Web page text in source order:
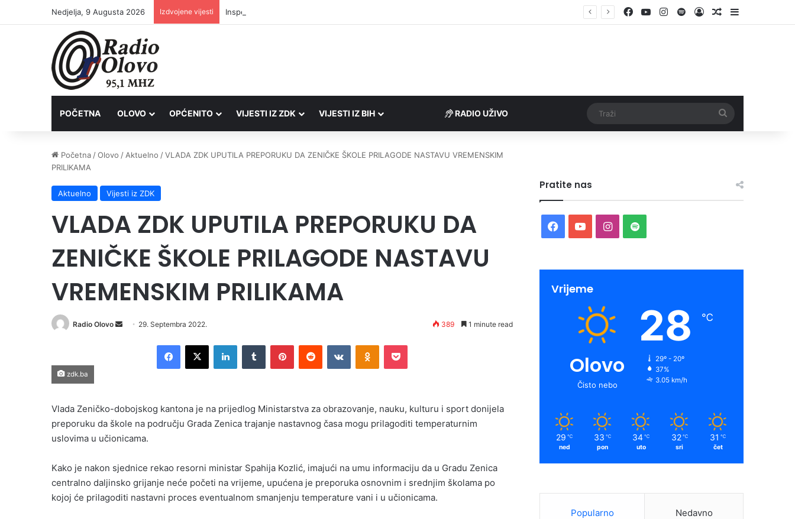
Nedjelja, 9 Augusta 2026 Izdvojene vijesti Inspektori Porezne uprave FBiH na području ZDK izvršili 24 inspekcijska nadzora Facebook
YouTubeInstagram
SpotifyLog InRandom Article
Sidebar
POČETNA OLOVO OPĆENITO VIJESTI IZ ZDK VIJESTI IZ BIH RADIO UŽIVO
Početna /Olovo / Aktuelno /VLADA ZDK UPUTILA PREPORUKU DA ZENIČKE ŠKOLE PRILAGODE NASTAVU VREMENSKIM
PRILIKAMA
Aktuelno Vijesti iz ZDK
VLADA ZDK UPUTILA PREPORUKU DA
ZENIČKE ŠKOLE PRILAGODE NASTAVU
VREMENSKIM PRILIKAMA
Radio Olovo
Send 29. Septembra 2022. 389 1 minute read
Facebook
X LinkedInTumblr PinterestReddit VKontakteOdnoklassniki
Pocket
zdk.ba
Vlada Zeničko-dobojskog kantona je na prijedlog Ministarstva za obrazovanje, nauku, kulturu i sport donijela
preporuku da škole na području Grada Zenica trajanje nastavnog časa mogu prilagoditi temperaturnim
uslovima u učionicama.
Kako je nakon sjednice rekao resorni ministar Spahija Kozlić, imajući na umu informaciju da u Gradu Zenica
centralno daljinsko grijanje neće početi na vrijeme, upućena je preporuka osnovnim i srednjim školama po
kojoj će prilagoditi nastavni proces eventualnom smanjenju temperature vani i u učionicama.
Pratite nas
Facebook
YouTubeInstagram
Spotify
Vrijeme
Olovo
Čisto nebo
28 ℃
29º - 20º
37%
3.05 km/h
29 ℃
ned
33 ℃
pon
34 ℃
uto
32 ℃
sri
31 ℃
čet
Popularno Nedavno